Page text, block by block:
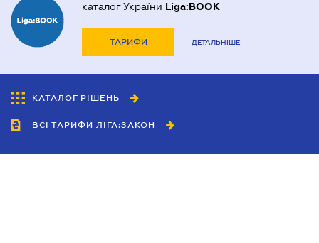
каталог України Liga:BOOK
ТАРИФИ ДЕТАЛЬНІШЕ
КАТАЛОГ РІШЕНЬ
ВСІ ТАРИФИ ЛІГА:ЗАКОН